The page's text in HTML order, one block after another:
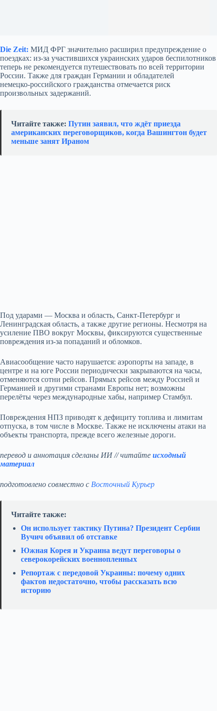
Die Zeit: МИД ФРГ значительно расширил предупреждение о
поездках: из‑за участившихся украинских ударов беспилотников
теперь не рекомендуется путешествовать по всей территории
России. Также для граждан Германии и обладателей
немецко‑российского гражданства отмечается риск
произвольных задержаний.
Читайте также: Путин заявил, что ждёт приезда
американских переговорщиков, когда Вашингтон будет
меньше занят Ираном
Под ударами — Москва и область, Санкт‑Петербург и
Ленинградская область, а также другие регионы. Несмотря на
усиление ПВО вокруг Москвы, фиксируются существенные
повреждения из‑за попаданий и обломков.
Авиасообщение часто нарушается: аэропорты на западе, в
центре и на юге России периодически закрываются на часы,
отменяются сотни рейсов. Прямых рейсов между Россией и
Германией и другими странами Европы нет; возможны
перелёты через международные хабы, например Стамбул.
Повреждения НПЗ приводят к дефициту топлива и лимитам
отпуска, в том числе в Москве. Также не исключены атаки на
объекты транспорта, прежде всего железные дороги.
перевод и аннотация сделаны ИИ // читайте исходный
материал
подготовлено совместно с Восточный Курьер
Читайте также:
Он использует тактику Путина? Президент Сербии
Вучич объявил об отставке
Южная Корея и Украина ведут переговоры о
северокорейских военнопленных
Репортаж с передовой Украины: почему одних
фактов недостаточно, чтобы рассказать всю
историю